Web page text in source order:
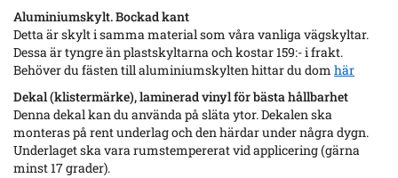
Aluminiumskylt. Bockad kant
Detta är skylt i samma material som våra vanliga vägskyltar.
Dessa är tyngre än plastskyltarna och kostar 159:- i frakt.
Behöver du fästen till aluminiumskylten hittar du dom här
Dekal (klistermärke), laminerad vinyl för bästa hållbarhet
Denna dekal kan du använda på släta ytor. Dekalen ska
monteras på rent underlag och den härdar under några dygn.
Underlaget ska vara rumstempererat vid applicering (gärna
minst 17 grader).